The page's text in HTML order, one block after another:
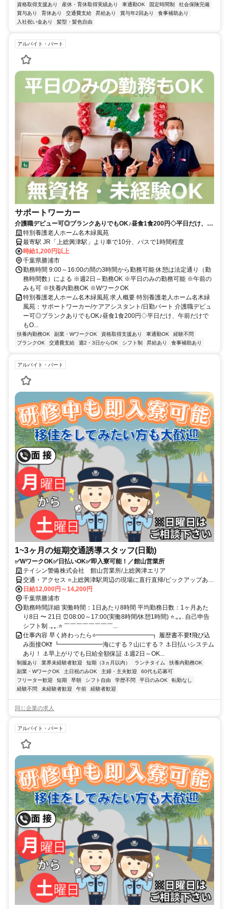
資格取得支援あり 産休・育休取得実績あり 車通勤OK 固定時間制
社会保険完備
賞与あり
育休あり 交通費支給 昇給あり 賞与年2回あり
食事補助あり
入社祝い金あり
髪型・髪色自由
アルバイト・パート
サポートワーカー
介護職デビュー可◎ブランクありでもOK♪昼食1食200円◇平日だけ、午
前だけでもOK！Wワーク・扶養内勤務OK★サポート業務からスタート
【勝浦市、特養、サポートワーカー/ケアアシスタント、日勤パート】
特別養護老人ホーム名木緑風苑
最寄駅 JR「上総興津駅」より車で10分、バスで1時間程度
時給1,200円以上
千葉県勝浦市
勤務時間 9:00～16:00の間の3時間から勤務可能 休憩は法定通り（勤
務時間数）による ※週2日～勤務OK ※平日のみの勤務可能 ※午前の
みも可 ※扶養内勤務OK ※WワークOK
特別養護老人ホーム名木緑風苑 求人概要 特別養護老人ホーム名木緑
風苑：サポートワーカー/ケアアシスタント/日勤パート 介護職デビュ
ー可◎ブランクありでもOK♪昼食1食200円◇平日だけ、午前だけで
もO...
扶養内勤務OK 副業・WワークOK 資格取得支援あり 車通勤OK
経験不問
ブランクOK
交通費支給 週2・3日からOK シフト制 昇給あり 食事補助あり
アルバイト・パート
1~3ヶ月の短期交通誘導スタッフ(日勤)
✅WワークOK✅日払いOK✅即入寮可能！／館山営業所
テイシン警備株式会社 館山営業所/上総興津エリア
交通・アクセス ⭐上総興津駅周辺の現場に直行直帰/ピックアップあ
り！移動の心配は不要です♪
日給12,000円～14,200円
千葉県勝浦市
勤務時間詳細 実働時間：1日あたり8時間 平均勤務日数：1ヶ月あた
り8日 〜 21日 ⏰08:00～17:00(実働8時間/休憩1時間) ⭐.｡｡. 自己申告
シフト制 .｡｡.⭐ ￣￣￣￣￣￣￣￣...
仕事内容 早く終わったら⭐━━━━━━━━━┓ 履歴書不要❗飛び込
み面接OK❗ ┗━━━━━━━海にする？山にする？ ⚓日払いシステム
あり！ ⚓早上がりでも日給全額保証 ⚓週2日～OK...
制服あり 業界未経験者歓迎 短期（3ヵ月以内） ランチタイム
扶養内勤務OK
副業・WワークOK
土日祝のみOK 主婦・主夫歓迎
60代も応募可
フリーター歓迎
短期 早朝 シフト自由 学歴不問 平日のみOK
転勤なし
経験不問
未経験者歓迎 午前 経験者歓迎
同じ企業の求人
アルバイト・パート